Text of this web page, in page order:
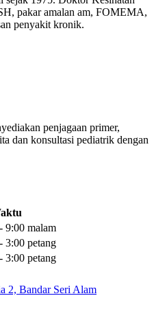
pakar amalan am, FOMEMA,
penyakit kronik.
penjagaan primer,
dan konsultasi pediatrik dengan
9:00 malam
3:00 petang
3:00 petang
2, Bandar Seri Alam